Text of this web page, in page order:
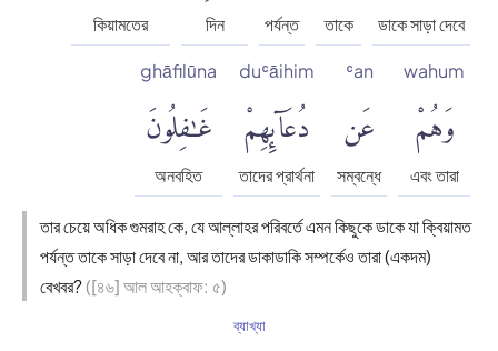
ডাকে সাড়া দেবে
তাকে
পর্যন্ত
দিন
কিয়ামতের
wahum
وَهُمْ
এবং তারা
ʿan
عَن
সম্বন্ধে
duʿāihim
دُعَآئِهِمْ
তাদের প্রার্থনা
ghāfilūna
غَٰفِلُونَ
অনবহিত
তার চেয়ে অধিক গুমরাহ কে, যে আল্লাহর পরিবর্তে এমন কিছুকে ডাকে যা ক্বিয়ামত
পর্যন্ত তাকে সাড়া দেবে না, আর তাদের ডাকাডাকি সম্পর্কেও তারা (একদম)
বেখবর?([৪৬] আল আহক্বাফ: ৫)
ব্যাখ্যা